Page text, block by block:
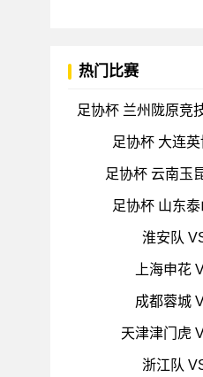
热门比赛
足协杯 兰州陇原竞
足协杯 大连
足协杯 云南玉
足协杯 山东
淮安队
上海申花
成都蓉城
天津津门虎
浙江队